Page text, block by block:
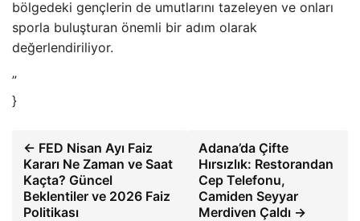
bölgedeki gençlerin de umutlarını tazeleyen ve onları
sporla buluşturan önemli bir adım olarak
değerlendiriliyor.
”
}
← FED Nisan Ayı Faiz
Kararı Ne Zaman ve Saat
Kaçta? Güncel
Beklentiler ve 2026 Faiz
Politikası
Adana’da Çifte
Hırsızlık: Restorandan
Cep Telefonu,
Camiden Seyyar
Merdiven Çaldı →